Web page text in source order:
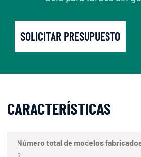
SOLICITAR PRESUPUESTO
CARACTERÍSTICAS
Número total de modelos
2